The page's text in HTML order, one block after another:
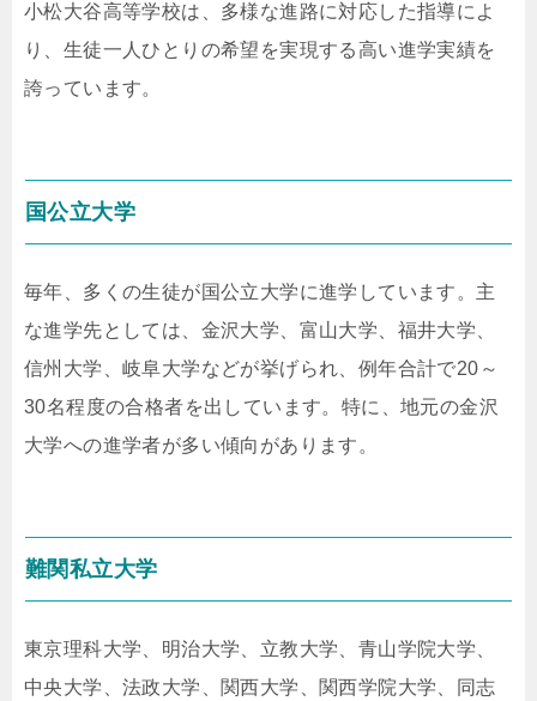
小松大谷高等学校は、多様な進路に対応した指導によ
り、生徒一人ひとりの希望を実現する高い進学実績を
誇っています。
国公立大学
毎年、多くの生徒が国公立大学に進学しています。主
な進学先としては、金沢大学、富山大学、福井大学、
信州大学、岐阜大学などが挙げられ、例年合計で20～
30名程度の合格者を出しています。特に、地元の金沢
大学への進学者が多い傾向があります。
難関私立大学
東京理科大学、明治大学、立教大学、青山学院大学、
中央大学、法政大学、関西大学、関西学院大学、同志